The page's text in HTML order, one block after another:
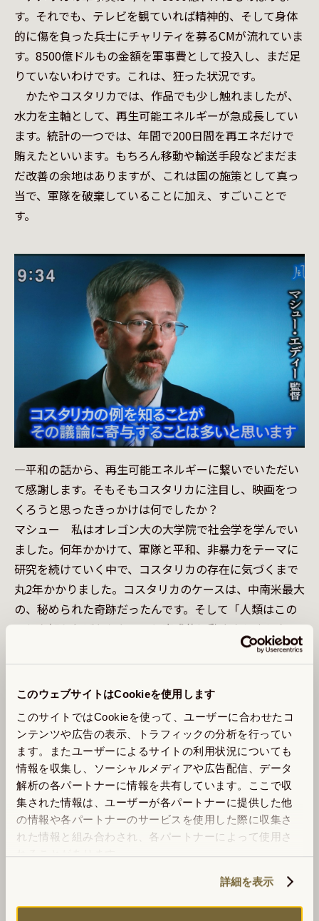
このウェブサイトはCookieを使用します
このサイトではCookieを使って、ユーザーに合わせたコ
ンテンツや広告の表示、トラフィックの分析を行ってい
ます。またユーザーによるサイトの利用状況についても
情報を収集し、ソーシャルメディアや広告配信、データ
解析の各パートナーに情報を共有しています。ここで収
集された情報は、ユーザーが各パートナーに提供した他
の情報や各パートナーのサービスを使用した際に収集さ
れた情報と組み合わされ、各パートナーによって使用さ
れることがあります。
詳細を表示
す。それでも、テレビを観ていれば精神的、そして身体
的に傷を負った兵士にチャリティを募るCMが流れていま
す。8500億ドルもの金額を軍事費として投入し、まだ足
りていないわけです。これは、狂った状況です。
かたやコスタリカでは、作品でも少し触れましたが、
水力を主軸として、再生可能エネルギーが急成長してい
ます。統計の一つでは、年間で200日間を再エネだけで
賄えたといいます。もちろん移動や輸送手段などまだま
だ改善の余地はありますが、これは国の施策として真っ
当で、軍隊を破棄していることに加え、すごいことで
す。
—平和の話から、再生可能エネルギーに繋いでいただい
て感謝します。そもそもコスタリカに注目し、映画をつ
くろうと思ったきっかけは何でしたか？
マシュー　私はオレゴン大の大学院で社会学を学んでい
ました。何年かかけて、軍隊と平和、非暴力をテーマに
研究を続けていく中で、コスタリカの存在に気づくまで
丸2年かかりました。コスタリカのケースは、中南米最大
の、秘められた奇跡だったんです。そして「人類はこの
ことを知らねばならない」と直感的に動き出しました。
そこから私は独自のリサーチを始め、それでわかった
のは、コスタリカの大学生の91%が1948年の時点で「軍
隊をなくすことは素晴らしい判断である」と同意し、そ
の合意を覆しうるあらゆるものに反対していた事実でし
た。
アメリカの学生を対象に同じような調査もしました
が、アメリカは巨大な軍隊があることが社会の前提にな
っており、暴力や非暴力というテーマに対してまったく
違う立場が見受けられます。2国間の比較だけで語れるこ
とではありませんが、国のリーダーや教育が非武装、非
私はコスタリカで何度も、ランダムに道端の人々たち
にインタビューをしてきました。「軍隊を持たないとい